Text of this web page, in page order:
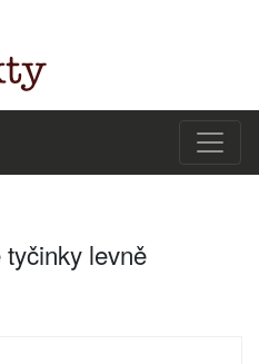
levně